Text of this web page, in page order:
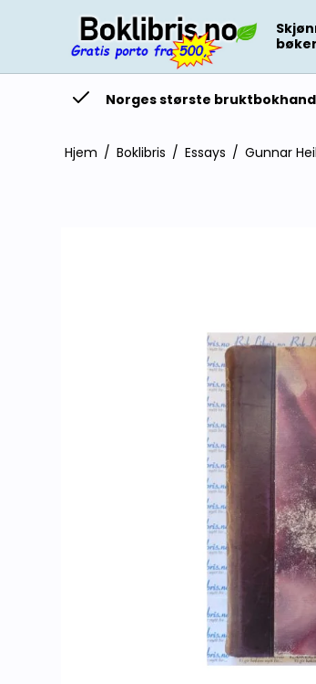
Norges største
Hjem / Boklibris / Essays / Gunnar